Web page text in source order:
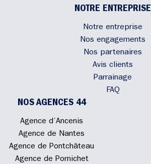
NOTRE ENTREPRISE
Notre entreprise
Nos engagements
Nos partenaires
Avis clients
Parrainage
FAQ
NOS AGENCES 44
Agence d’Ancenis
Agence de Nantes
Agence de Pontchâteau
Agence de Pornichet